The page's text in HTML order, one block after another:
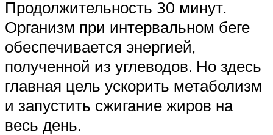
Продолжительность 30 минут.
Организм при интервальном беге
обеспечивается энергией,
полученной из углеводов. Но здесь
главная цель ускорить метаболизм
и запустить сжигание жиров на
весь день.